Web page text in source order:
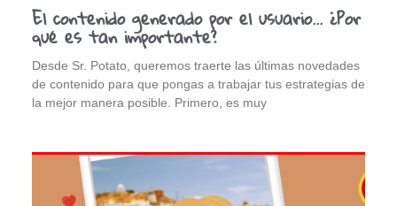
El contenido generado por el usuario… ¿Por
qué es tan importante?
Desde Sr. Potato, queremos traerte las últimas novedades
de contenido para que pongas a trabajar tus estrategias de
la mejor manera posible. Primero, es muy